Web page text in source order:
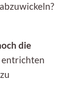
die
entrichten
zu